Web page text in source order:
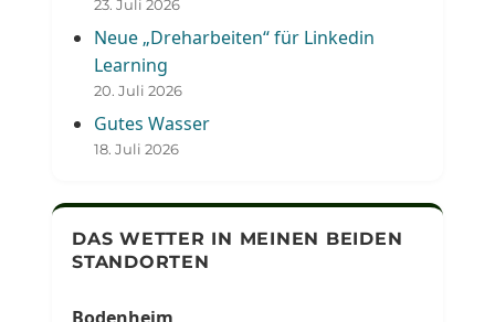
23. Juli 2026
Neue „Dreharbeiten“ für Linkedin
Learning
20. Juli 2026
Gutes Wasser
18. Juli 2026
DAS WETTER IN MEINEN BEIDEN
STANDORTEN